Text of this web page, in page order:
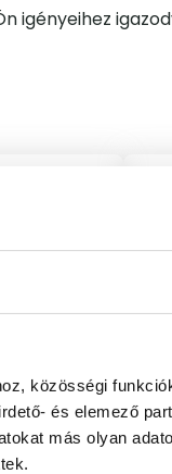
közösségi
és elemező
más olyan
igényeihez
keresek​